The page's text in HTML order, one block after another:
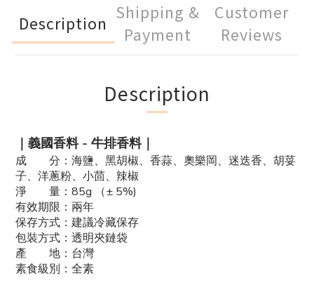
Description
Shipping &
Payment
Customer
Reviews
Description
｜義國香料 - 牛排香料｜
成 分：海鹽、黑胡椒、香蒜、奧樂岡、迷迭香、胡荽
子、洋蔥粉、小茴、辣椒
淨 量：85g （± 5%)
有效期限：兩年
保存方式：建議冷藏保存
包裝方式：透明夾鏈袋
產 地：台灣
素食級別：全素